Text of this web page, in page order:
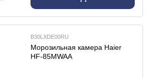
B30LXDE00RU
Морозильная камера Haier
HF-85MWAA